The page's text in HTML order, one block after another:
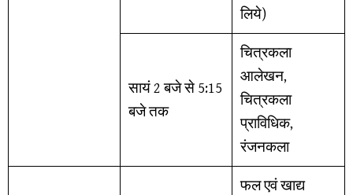
लिये)
सायं 2 बजे से 5:15
बजे तक
चित्रकला
आलेखन,
चित्रकला
प्राविधिक,
रंजनकला
फल एवं खाद्य